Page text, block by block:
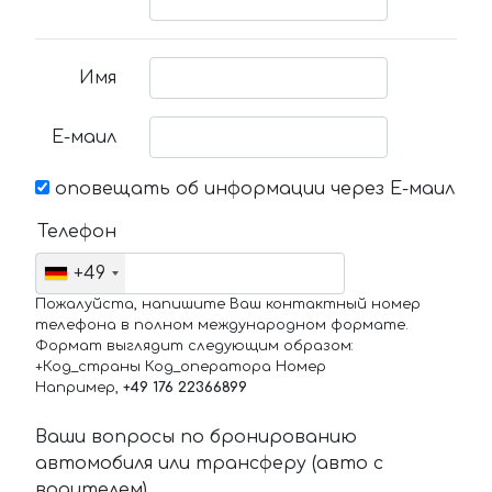
Имя
Е-маил
оповещать об информации через Е-маил
Телефон
+49
Пожалуйста, напишите Ваш контактный номер
телефона в полном международном формате.
Формат выглядит следующим образом:
+Код_страны Код_оператора Номер
Например, +49 176 22366899
Ваши вопросы по бронированию
автомобиля или трансферу (авто с